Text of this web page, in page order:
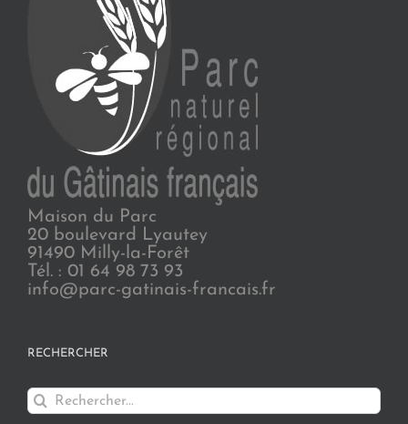
Maison du Parc
20 boulevard Lyautey
91490 Milly-la-Forêt
Tél. : 01 64 98 73 93
info@parc-gatinais-francais.fr
RECHERCHER
Rechercher: